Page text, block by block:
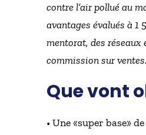
contre l’air pollué au
avantages évalués à 1
mentorat, des réseaux
commission sur ventes.
Que vont
• Une «super base»